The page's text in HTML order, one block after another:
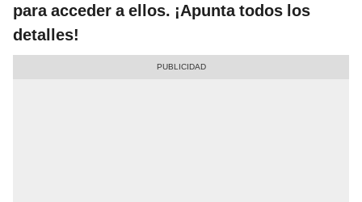
para acceder a ellos. ¡Apunta todos los
detalles!